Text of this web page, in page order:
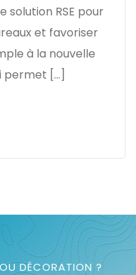
solution RSE pour
et favoriser
à la nouvelle
permet […]
DÉCORATION ?